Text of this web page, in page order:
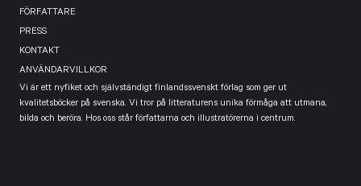
FÖRFATTARE
PRESS
KONTAKT
ANVÄNDARVILLKOR
Vi är ett nyfiket och självständigt finlandssvenskt förlag som ger ut
kvalitetsböcker på svenska. Vi tror på litteraturens unika förmåga att utmana,
bilda och beröra. Hos oss står författarna och illustratörerna i centrum.